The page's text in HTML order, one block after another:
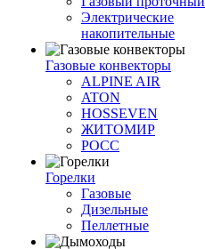
Электрические
накопительные
Газовые конвекторы
ALPINE AIR
ATON
HOSSEVEN
ЖИТОМИР
РОСС
Горелки
Газовые
Дизельные
Пеллетные